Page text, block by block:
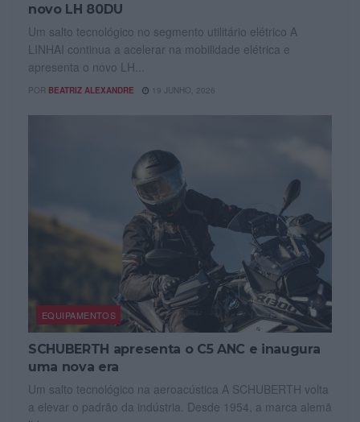
novo LH 80DU
Um salto tecnológico no segmento utilitário elétrico A
LINHAI continua a acelerar na mobilidade elétrica e
apresenta o novo LH...
POR BEATRIZ ALEXANDRE 19 JUNHO, 2026
EQUIPAMENTOS
SCHUBERTH apresenta o C5 ANC e inaugura
uma nova era
Um salto tecnológico na aeroacústica A SCHUBERTH volta
a elevar o padrão da indústria. Desde 1954, a marca alemã